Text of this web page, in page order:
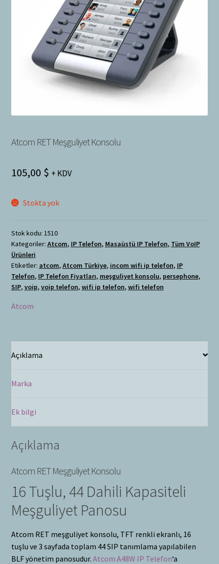
Atcom RET Meşguliyet Konsolu
105,00 $ + KDV
Stokta yok
Stok kodu: 1510
Kategoriler: Atcom, IP Telefon, Masaüstü IP Telefon, Tüm VoIP
Ürünleri
Etiketler: atcom, Atcom Türkiye, incom wifi ip telefon, IP
Telefon, IP Telefon Fiyatları, meşguliyet konsolu, persephone,
SIP, voip, voip telefon, wifi ip telefon, wifi telefon
Atcom
Açıklama
Marka
Ek bilgi
Açıklama
Atcom RET Meşguliyet Konsolu
16 Tuşlu, 44 Dahili Kapasiteli
Meşguliyet Panosu
Atcom RET meşguliyet konsolu, TFT renkli ekranlı, 16
tuşlu ve 3 sayfada toplam 44 SIP tanımlama yapılabilen
BLF yönetim panosudur. Atcom A48W IP Telefon‘a